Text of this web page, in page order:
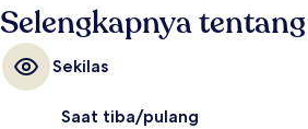
Selengkapnya
Sekilas
Saat tiba/pulang